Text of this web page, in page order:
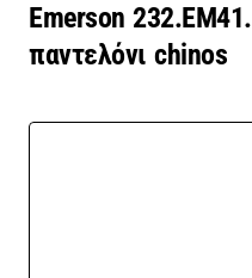
Emerson
παντελόνι chinos